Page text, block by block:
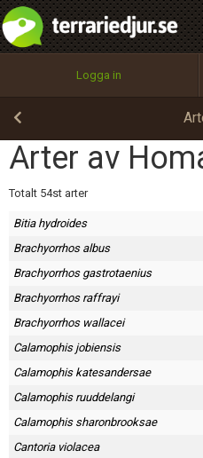
Logga in
Arter av
Totalt 54st arter
Bitia hydroides
Brachyorrhos albus
Brachyorrhos gastrotaenius
Brachyorrhos raffrayi
Brachyorrhos wallacei
Calamophis jobiensis
Calamophis katesandersae
Calamophis ruuddelangi
Calamophis sharonbrooksae
Cantoria violacea
integritetspolicy
Namn:
Epost:
Användarnamn:
Lösenord:
Terms of Service
Begär nytt lösenord